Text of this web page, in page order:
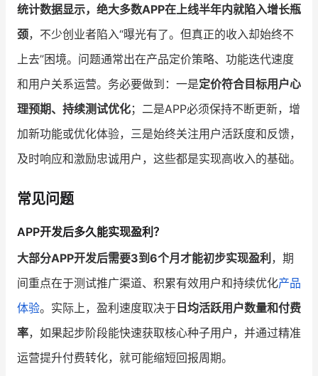
统计数据显示，绝大多数APP在上线半年内就陷入增长瓶
颈，不少创业者陷入“曝光有了。但真正的收入却始终不
上去”困境。问题通常出在产品定价策略、功能迭代速度
和用户关系运营。务必要做到：一是定价符合目标用户心
理预期、持续测试优化；二是APP必须保持不断更新，增
加新功能或优化体验，三是始终关注用户活跃度和反馈，
及时响应和激励忠诚用户，这些都是实现高收入的基础。
常见问题
APP开发后多久能实现盈利？
大部分APP开发后需要3到6个月才能初步实现盈利 ，期
间重点在于测试推广渠道、积累有效用户和持续优化产品
体验。实际上，盈利速度取决于日均活跃用户数量和付费
率，如果起步阶段能快速获取核心种子用户，并通过精准
运营提升付费转化，就可能缩短回报周期。